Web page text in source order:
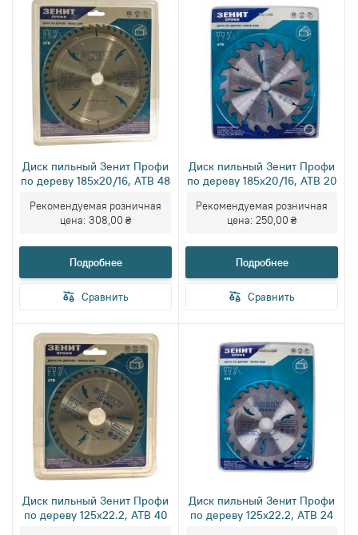
Диск пильный Зенит Профи
по дереву 185x20/16, ATB 48
Рекомендуемая розничная
цена: 308,00 ₴
Подробнее
Сравнить
Диск пильный Зенит Профи
по дереву 185x20/16, ATB 20
Рекомендуемая розничная
цена: 250,00 ₴
Подробнее
Сравнить
Диск пильный Зенит Профи
по дереву 125x22.2, ATB 40
Диск пильный Зенит Профи
по дереву 125x22.2, ATB 24